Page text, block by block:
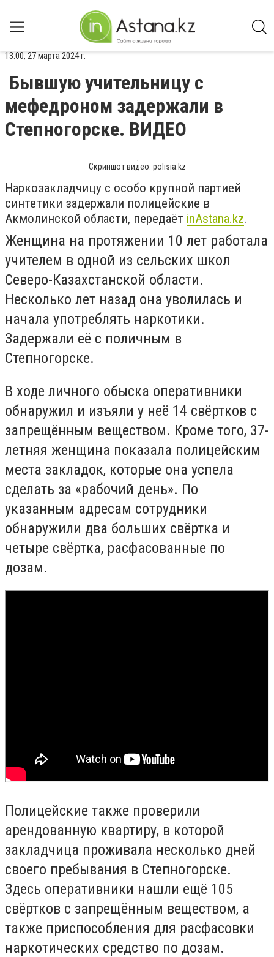
13:00, 27 марта 2024 г.
Бывшую учительницу с
мефедроном задержали в
Степногорске. ВИДЕО
Скриншот видео: polisia.kz
Наркозакладчицу с особо крупной партией
синтетики задержали полицейские в
Акмолинской области, передаёт inАstana.kz.
Женщина на протяжении 10 лет работала
учителем в одной из сельских школ
Северо-Казахстанской области.
Несколько лет назад она уволилась и
начала употреблять наркотики.
Задержали её с поличным в
Степногорске.
В ходе личного обыска оперативники
обнаружил и изъяли у неё 14 свёртков с
запрещённым веществом. Кроме того, 37-
летняя женщина показала полицейским
места закладок, которые она успела
сделать за «рабочий день». По
указанным адресам сотрудники
обнаружили два больших свёртка и
четыре свёртка, расфасованные по
дозам.
Полицейские также проверили
арендованную квартиру, в которой
закладчица проживала несколько дней
своего пребывания в Степногорске.
Здесь оперативники нашли ещё 105
свёртков с запрещённым веществом, а
также приспособления для расфасовки
наркотических средство по дозам.